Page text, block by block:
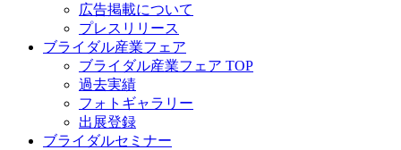
広告掲載について
プレスリリース
ブライダル産業フェア
ブライダル産業フェア TOP
過去実績
フォトギャラリー
出展登録
ブライダルセミナー